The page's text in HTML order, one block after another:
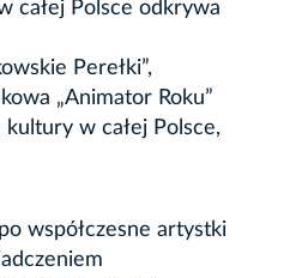
całej Polsce odkrywa
Perełki”,
„Animator Roku”
w całej Polsce,
współczesne artystki